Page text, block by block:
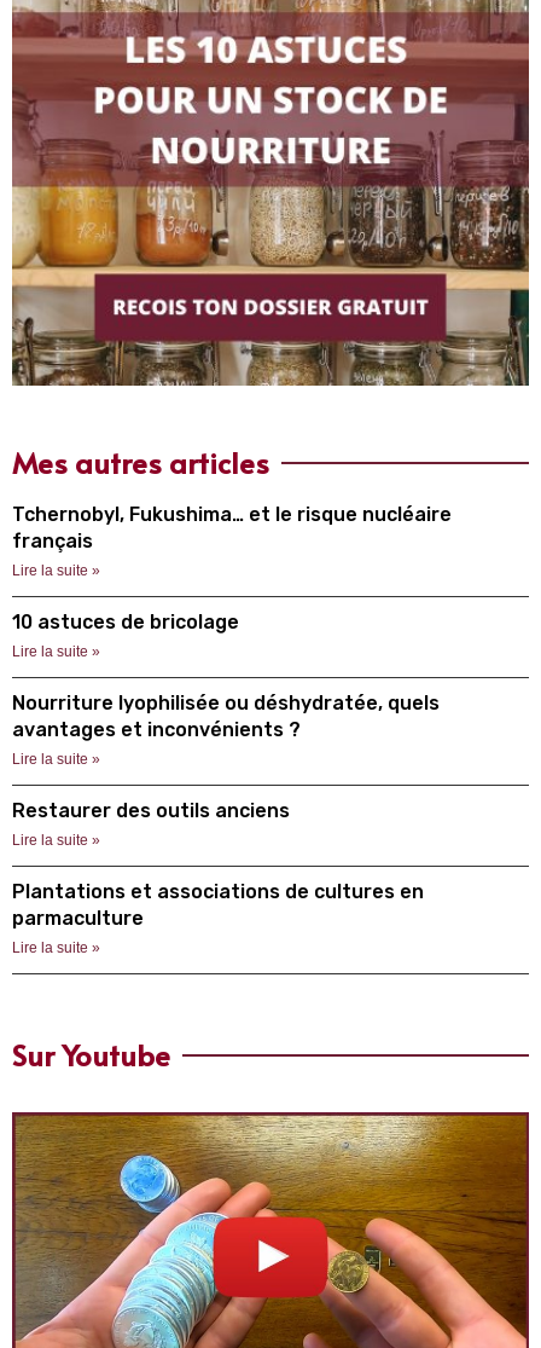
Mes autres articles
Tchernobyl, Fukushima… et le risque nucléaire
français
Lire la suite »
10 astuces de bricolage
Lire la suite »
Nourriture lyophilisée ou déshydratée, quels
avantages et inconvénients ?
Lire la suite »
Restaurer des outils anciens
Lire la suite »
Plantations et associations de cultures en
parmaculture
Lire la suite »
Sur Youtube